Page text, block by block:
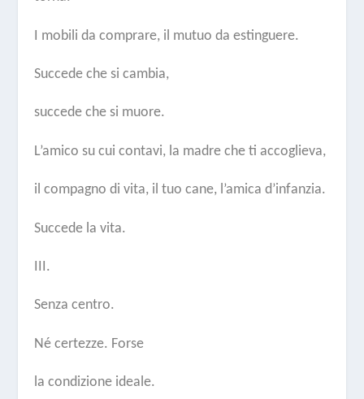
I mobili da comprare, il mutuo da estinguere.
Succede che si cambia,
succede che si muore.
L’amico su cui contavi, la madre che ti accoglieva,
il compagno di vita, il tuo cane, l’amica d’infanzia.
Succede la vita.
III.
Senza centro.
Né certezze. Forse
la condizione ideale.